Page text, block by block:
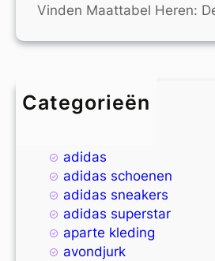
Vinden Maattabel Heren:
Categorieën
4xl
adidas
adidas schoenen
adidas sneakers
adidas superstar
aparte kleding
avondjurk